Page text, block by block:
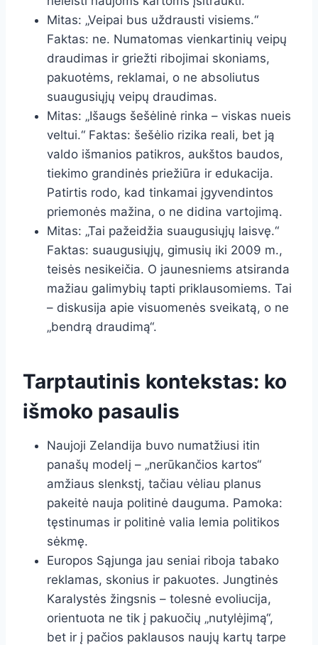
Mitas: „Veipai bus uždrausti visiems.“
Faktas: ne. Numatomas vienkartinių veipų
draudimas ir griežti ribojimai skoniams,
pakuotėms, reklamai, o ne absoliutus
suaugusiųjų veipų draudimas.
Mitas: „Išaugs šešėlinė rinka – viskas nueis
veltui.“ Faktas: šešėlio rizika reali, bet ją
valdo išmanios patikros, aukštos baudos,
tiekimo grandinės priežiūra ir edukacija.
Patirtis rodo, kad tinkamai įgyvendintos
priemonės mažina, o ne didina vartojimą.
Mitas: „Tai pažeidžia suaugusiųjų laisvę.“
Faktas: suaugusiųjų, gimusių iki 2009 m.,
teisės nesikeičia. O jaunesniems atsiranda
mažiau galimybių tapti priklausomiems. Tai
– diskusija apie visuomenės sveikatą, o ne
„bendrą draudimą“.
Tarptautinis kontekstas: ko
išmoko pasaulis
Naujoji Zelandija buvo numatžiusi itin
panašų modelį – „nerūkančios kartos“
amžiaus slenkstį, tačiau vėliau planus
pakeitė nauja politinė dauguma. Pamoka:
tęstinumas ir politinė valia lemia politikos
sėkmę.
Europos Sąjunga jau seniai riboja tabako
reklamas, skonius ir pakuotes. Jungtinės
Karalystės žingsnis – tolesnė evoliucija,
orientuota ne tik į pakuočių „nutylėjimą“,
bet ir į pačios paklausos naujų kartų tarpe